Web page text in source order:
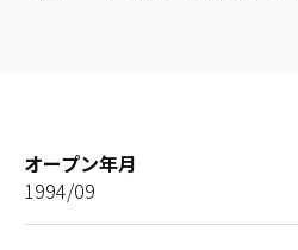
オープン年月
1994/09